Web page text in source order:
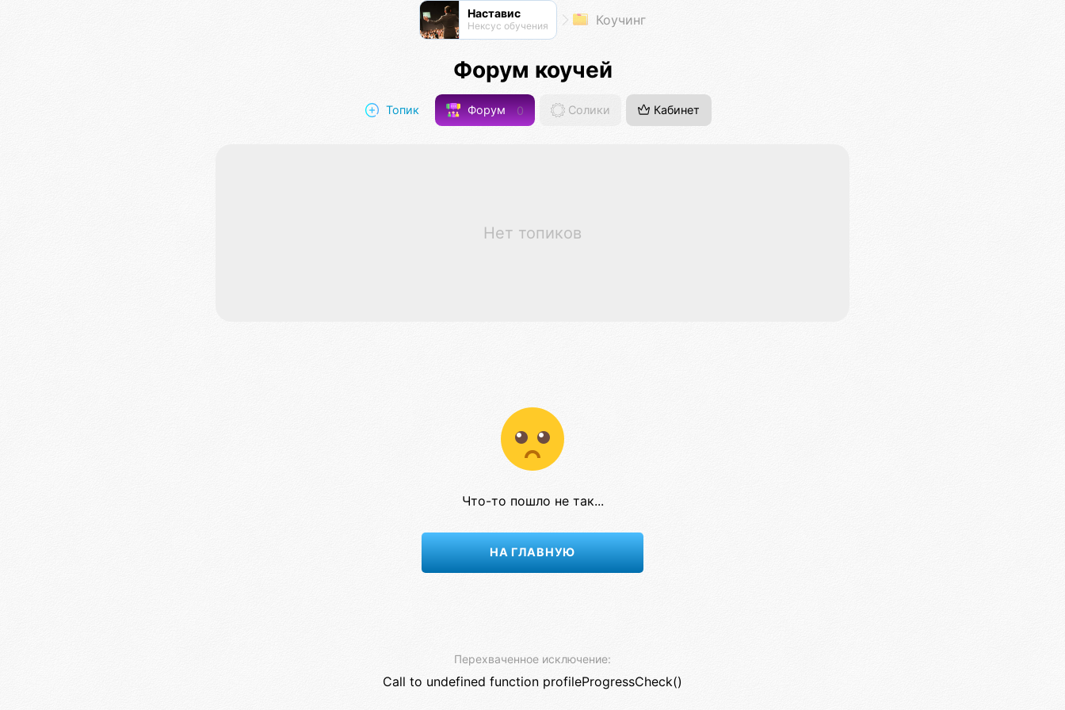
Наставис
Нексус обучения Коучинг
Форум коучей
Топик Форум 0 Солики Кабинет
Нет топиков
Что-то пошло не так...
НА ГЛАВНУЮ
Перехваченное исключение:
Call to undefined function profileProgressCheck()